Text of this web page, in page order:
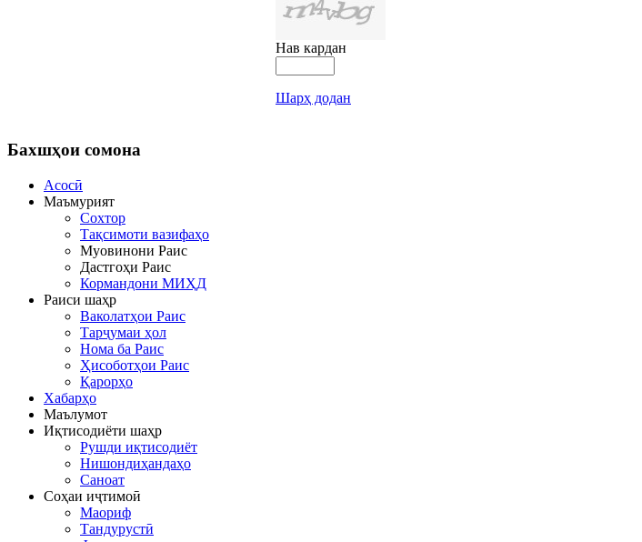
Нав кардан
Шарҳ додан
Бахшҳои сомона
Асосӣ
Маъмурият
Сохтор
Тақсимоти вазифаҳо
Муовинони Раис
Дастгоҳи Раис
Кормандони МИҲД
Раиси шаҳр
Ваколатҳои Раис
Тарҷумаи ҳол
Нома ба Раис
Ҳисоботҳои Раис
Қарорҳо
Хабарҳо
Маълумот
Иқтисодиёти шаҳр
Рушди иқтисодиёт
Нишондиҳандаҳо
Саноат
Соҳаи иҷтимоӣ
Маориф
Тандурустӣ